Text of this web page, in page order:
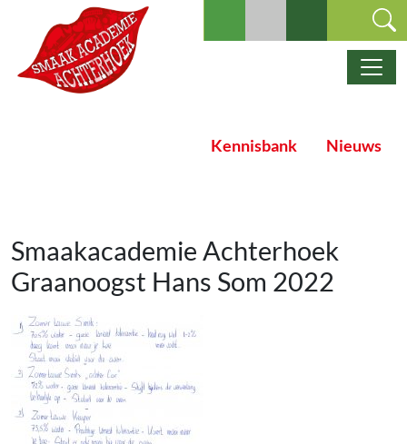
Ga naar de inhoud
Hoofdnavigatie
Kennisbank Nieuws
Smaakacademie Achterhoek
Graanoogst Hans Som 2022